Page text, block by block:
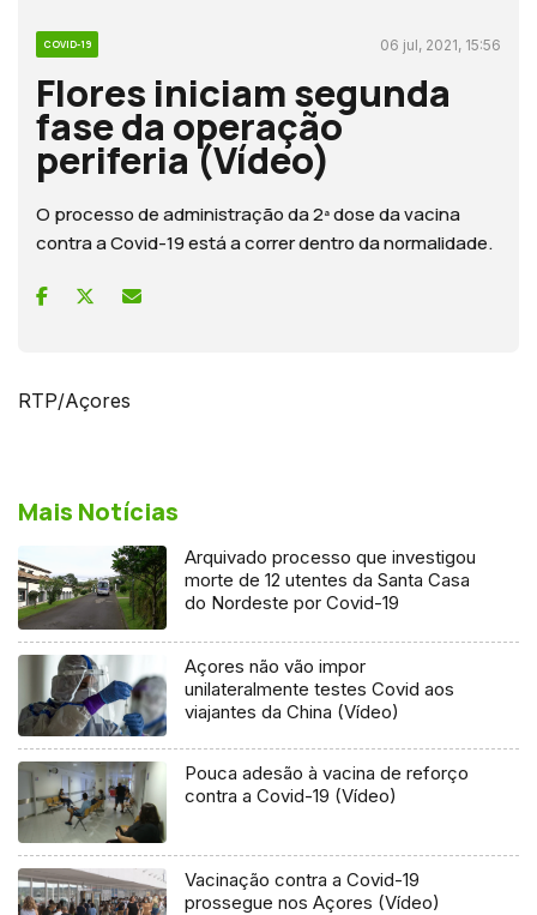
COVID-19 06 jul, 2021, 15:56
Flores iniciam segunda
fase da operação
periferia (Vídeo)
O processo de administração da 2ª dose da vacina
contra a Covid-19 está a correr dentro da normalidade.
RTP/Açores
Mais Notícias
Arquivado processo que investigou
morte de 12 utentes da Santa Casa
do Nordeste por Covid-19
Açores não vão impor
unilateralmente testes Covid aos
viajantes da China (Vídeo)
Pouca adesão à vacina de reforço
contra a Covid-19 (Vídeo)
Vacinação contra a Covid-19
prossegue nos Açores (Vídeo)